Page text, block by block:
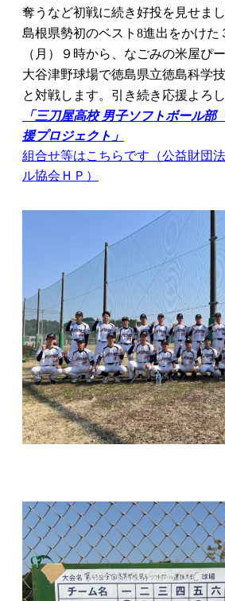
奪うなど初戦に続き好投を見せまし
島根県勢初のベスト8進出をかけた
（月）９時から、なごみの米屋ぴ
大谷津野球場で徳島県立徳島科学
と対戦します。引き続き応援よろ
「三刀屋高校 男子ソフトボール部
援プロジェクト」
組合せ等はこちらです（公益財団
ル協会ＨＰ）